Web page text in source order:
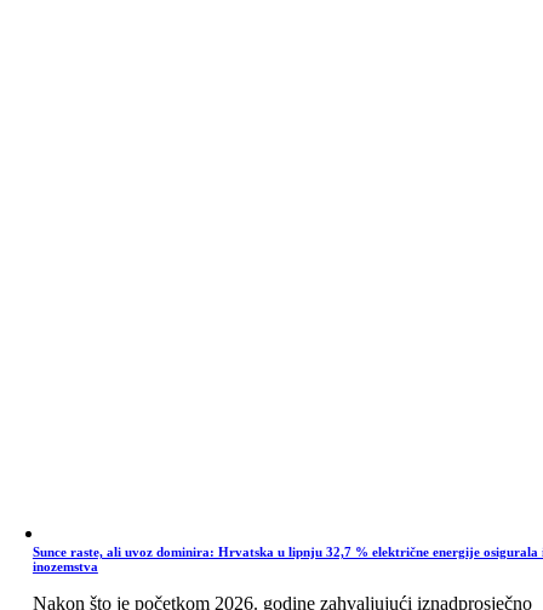
Sunce raste, ali uvoz dominira: Hrvatska u lipnju 32,7 % električne energije osigurala
inozemstva
Nakon što je početkom 2026. godine zahvaljujući iznadprosječno